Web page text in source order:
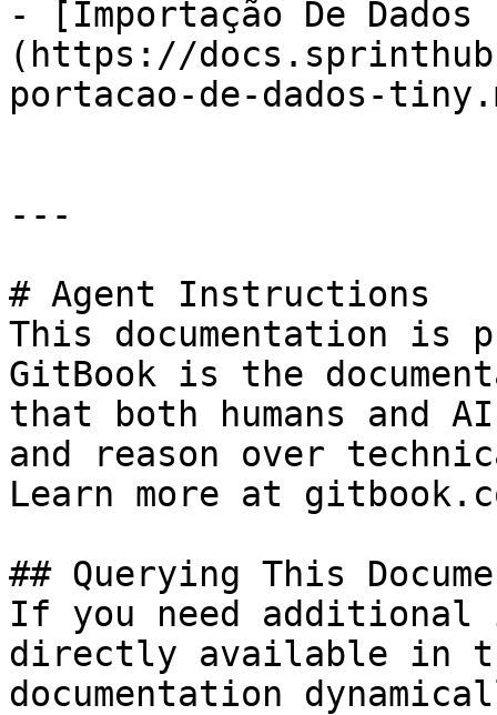
- [Importação De
(https://
portacao-de-dados-
---
# Agent Instructions
This documentation is
GitBook is the
that both humans and
and reason over
Learn more at
## Querying This
If you need
directly available in
documentation